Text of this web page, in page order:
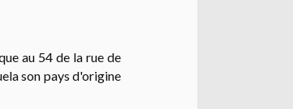
au 54 de la rue de
son pays d'origine